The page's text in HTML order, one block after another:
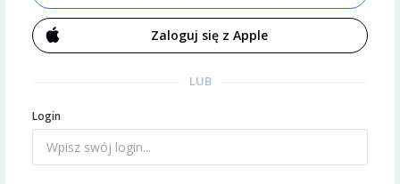
Zaloguj się z Apple
LUB
Login